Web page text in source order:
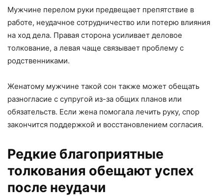
Мужчине перелом руки предвещает препятствие в
работе, неудачное сотрудничество или потерю влияния
на ход дела. Правая сторона усиливает деловое
толкование, а левая чаще связывает проблему с
родственниками.
Женатому мужчине такой сон также может обещать
разногласие с супругой из-за общих планов или
обязательств. Если жена помогала лечить руку, спор
закончится поддержкой и восстановлением согласия.
Редкие благоприятные
толкования обещают успех
после неудачи